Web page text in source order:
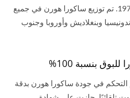
التجارية ساكورا في عام 1972. تم توزيع ساكورا هورن في جميع
وبنغلاديش وأوروبا وجنوب
بنسبة 100%
التحكم في جودة ساكورا هورن بدقة